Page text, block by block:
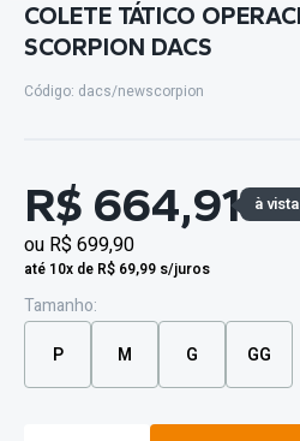
COLETE TÁTICO
SCORPION DACS
Código: dacs/newscorpion
R$ 664,91 à
ou R$ 699,90
até 10x de R$ 69,99 s/juros
Tamanho:
P
M G GG